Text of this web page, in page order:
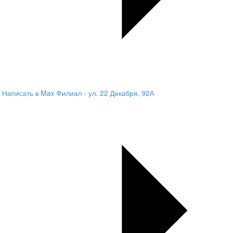
Написать в Max Филиал - ул. 22 Декабря, 92А